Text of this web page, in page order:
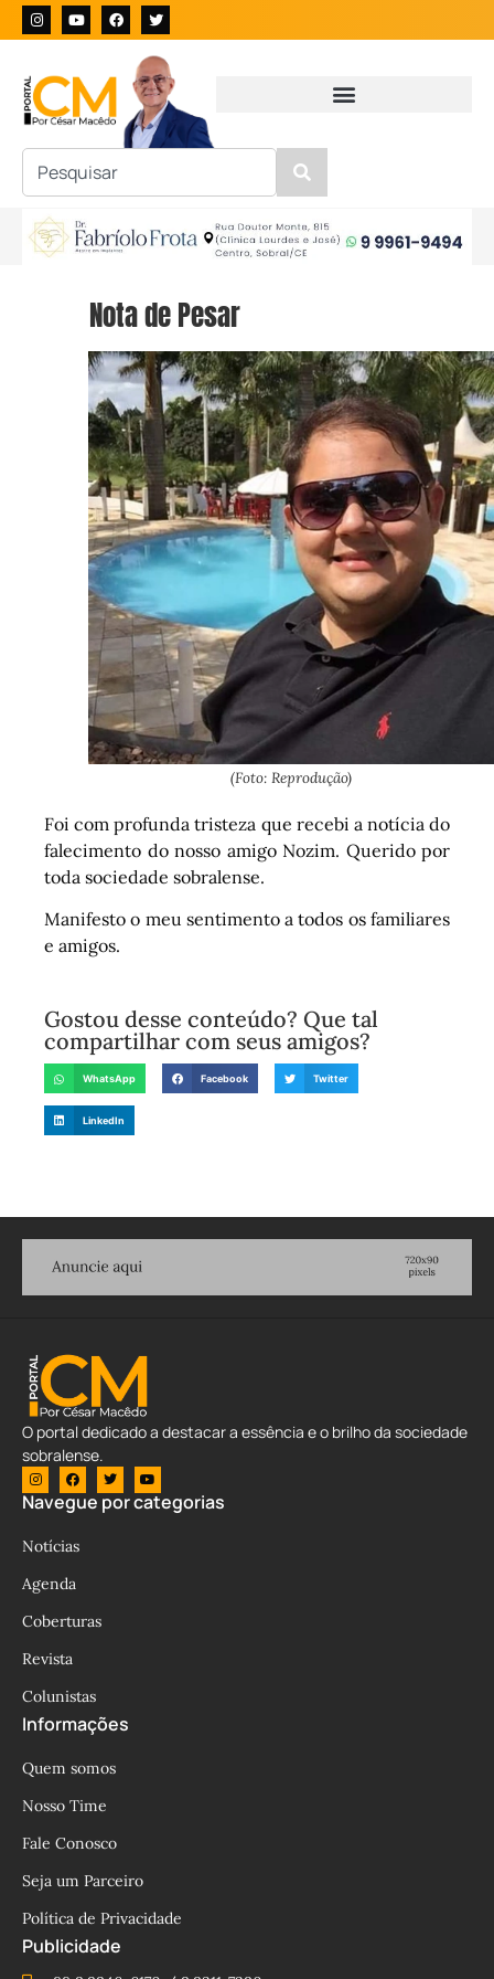
Nota de Pesar
(Foto: Reprodução)
Foi com profunda tristeza que recebi a notícia do
falecimento do nosso amigo Nozim. Querido por
toda sociedade sobralense.
Manifesto o meu sentimento a todos os familiares
e amigos.
Gostou desse conteúdo? Que tal
compartilhar com seus amigos?
WhatsApp Facebook Twitter
LinkedIn
O portal dedicado a destacar a essência e o brilho da sociedade
sobralense.
Navegue por categorias
Notícias
Agenda
Coberturas
Revista
Colunistas
Informações
Quem somos
Nosso Time
Fale Conosco
Seja um Parceiro
Política de Privacidade
Publicidade